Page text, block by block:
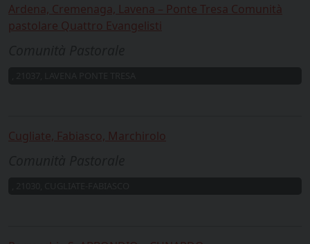
Ardena, Cremenaga, Lavena – Ponte Tresa Comunità
pastolare Quattro Evangelisti
Cugliate, Fabiasco, Marchirolo